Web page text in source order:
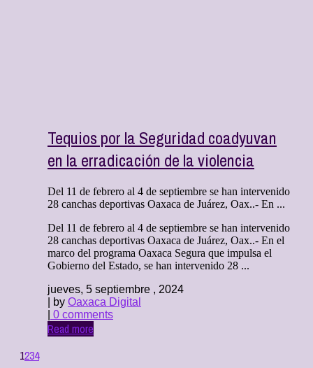
Tequios por la Seguridad coadyuvan
en la erradicación de la violencia
Del 11 de febrero al 4 de septiembre se han intervenido
28 canchas deportivas Oaxaca de Juárez, Oax..- En ...
Del 11 de febrero al 4 de septiembre se han intervenido
28 canchas deportivas Oaxaca de Juárez, Oax..- En el
marco del programa Oaxaca Segura que impulsa el
Gobierno del Estado, se han intervenido 28 ...
jueves, 5 septiembre , 2024
| by Oaxaca Digital
0 comments
Read more
1234